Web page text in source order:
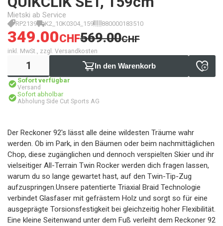
Mietski ab Service
RP2139 K2_10K0304_159 880000183510
349.00CHF569.00CHF
inkl. MwSt., zzgl. Versandkosten
In den Warenkorb
Sofort verfügbar
Versand
Sofort abholbar
Abholung Side Cut Sports AG
Der Reckoner 92's lässt alle deine wildesten Träume wahr
werden. Ob im Park, in den Bäumen oder beim nachmittäglichen
Chop, diese zugänglichen und dennoch verspielten Skier und ihr
vielseitiger All-Terrain Twin Rocker werden dich fragen lassen,
warum du so lange gewartet hast, auf den Twin-Tip-Zug
aufzuspringen.Unsere patentierte Triaxial Braid Technologie
verbindet Glasfaser mit gefrästem Holz und sorgt so für eine
ausgeprägte Torsionsfestigkeit bei gleichzeitig hoher Flexibilität.
Eine kleine Seitenwand unter dem Fuß verleiht dem Reckoner 92